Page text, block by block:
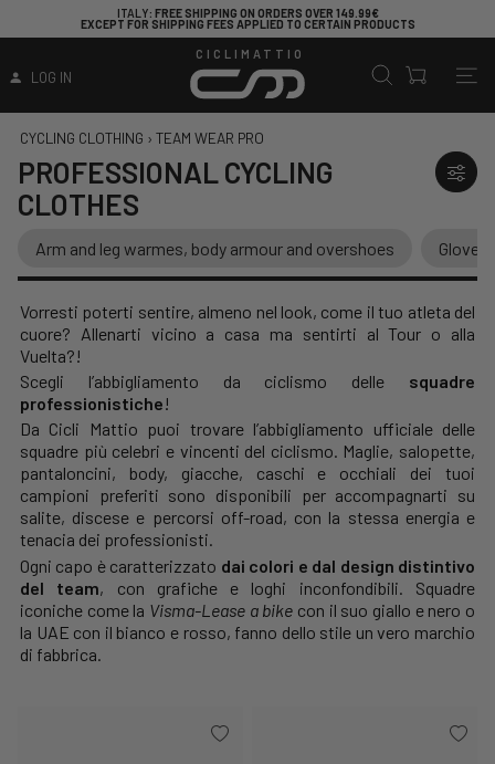
: FREE SHIPPING ON ORDERS OVER 149.99€
FOR SHIPPING FEES APPLIED TO CERTAIN PRODUCTS
LOG IN
CICLIMATTIO
CYCLING CLOTHING › TEAM WEAR PRO
PROFESSIONAL CYCLING
CLOTHES
Arm and leg warmes, body armour and overshoes Gloves
Vorresti poterti sentire, almeno nel look, come il tuo atleta del
cuore? Allenarti vicino a casa ma sentirti al Tour o alla
Vuelta?!
Scegli l’abbigliamento da ciclismo delle squadre
professionistiche!
Da Cicli Mattio puoi trovare l’abbigliamento ufficiale delle
squadre più celebri e vincenti del ciclismo. Maglie, salopette,
pantaloncini, body, giacche, caschi e occhiali dei tuoi
campioni preferiti sono disponibili per accompagnarti su
salite, discese e percorsi off-road, con la stessa energia e
tenacia dei professionisti.
Ogni capo è caratterizzato dai colori e dal design distintivo
del team, con grafiche e loghi inconfondibili. Squadre
iconiche come la Visma-Lease a bike con il suo giallo e nero o
la UAE con il bianco e rosso, fanno dello stile un vero marchio
di fabbrica.